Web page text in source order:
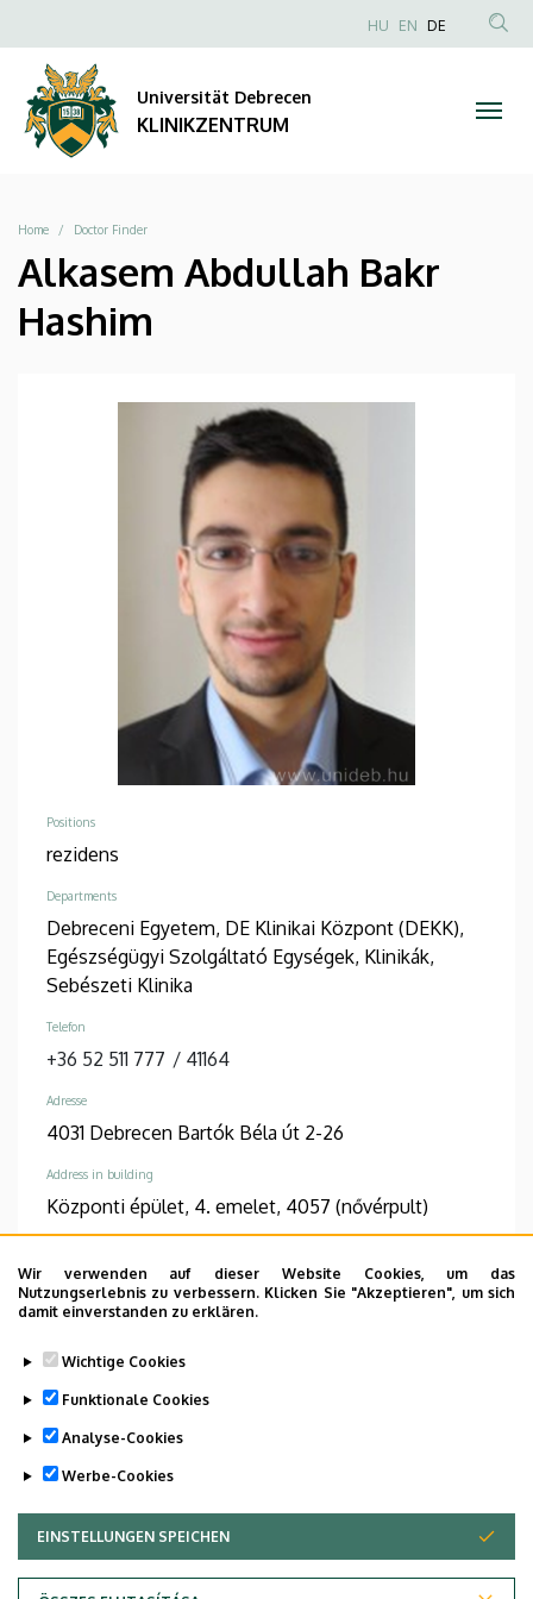
Wir verwenden auf dieser Website Cookies, um das
Nutzungserlebnis zu verbessern. Klicken Sie "Akzeptieren", um sich
damit einverstanden zu erklären.
Wichtige Cookies
Funktionale Cookies
Analyse-Cookies
Werbe-Cookies
EINSTELLUNGEN SPEICHEN
ZUSTIMMUNG ZURÜCKZIEHEN
KLINIKZENTRUM
zum
Inhalt
Anonim
HU EN DE
Universität Debrecen
KLINIKZENTRUM
Breadcrumb
Home Doctor Finder
Alkasem Abdullah Bakr
Hashim
Positions
rezidens
Departments
Debreceni Egyetem, DE Klinikai Központ (DEKK),
Egészségügyi Szolgáltató Egységek, Klinikák,
Sebészeti Klinika
Telefon
+36 52 511 777 / 41164
Adresse
4031 Debrecen Bartók Béla út 2-26
Address in building
Központi épület, 4. emelet, 4057 (nővérpult)
általános orvos